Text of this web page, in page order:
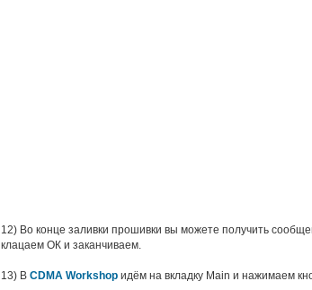
12) Во конце заливки прошивки вы можете получить
клацаем ОК и заканчиваем.
13) В CDMA Workshop идём на вкладку Main и нажимаем